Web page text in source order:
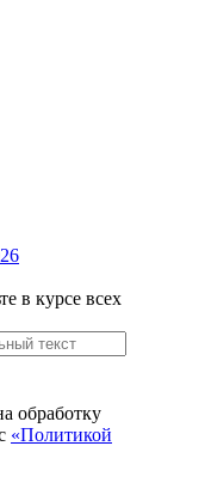
в курсе всех
обработку
«Политикой